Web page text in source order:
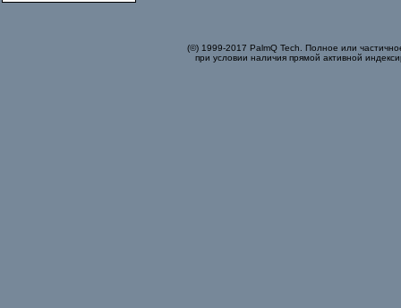
(©) 1999-2017 PalmQ Tech. Полное или
при условии наличия прямой активной